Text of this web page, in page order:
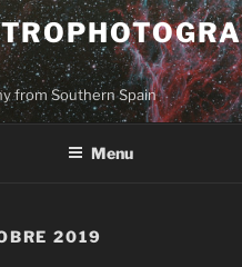
from Southern Spain
Menu
2019